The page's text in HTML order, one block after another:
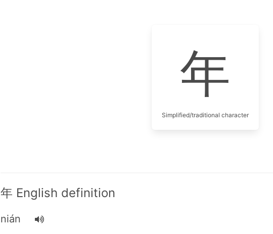
年
Simplified/traditional character
年 English definition
nián